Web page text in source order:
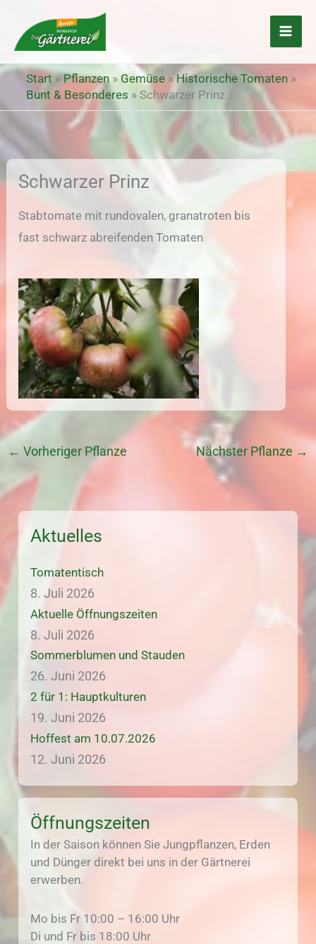
Inhalt
springen
Start»Pflanzen» Gemüse»Historische Tomaten »
Bunt & Besonderes » Schwarzer Prinz
Schwarzer Prinz
Stabtomate mit rundovalen, granatroten bis
fast schwarz abreifenden Tomaten
← Vorheriger Pflanze Nächster Pflanze →
Aktuelles
Tomatentisch
8. Juli 2026
Aktuelle Öffnungszeiten
8. Juli 2026
Sommerblumen und Stauden
26. Juni 2026
2 für 1: Hauptkulturen
19. Juni 2026
Hoffest am 10.07.2026
12. Juni 2026
Öffnungszeiten
In der Saison können Sie Jungpflanzen, Erden
und Dünger direkt bei uns in der Gärtnerei
erwerben.
Mo bis Fr 10:00 – 16:00 Uhr
Di und Fr bis 18:00 Uhr